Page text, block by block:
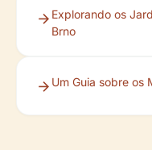
Explorando os
Brno
Um Guia sobre os